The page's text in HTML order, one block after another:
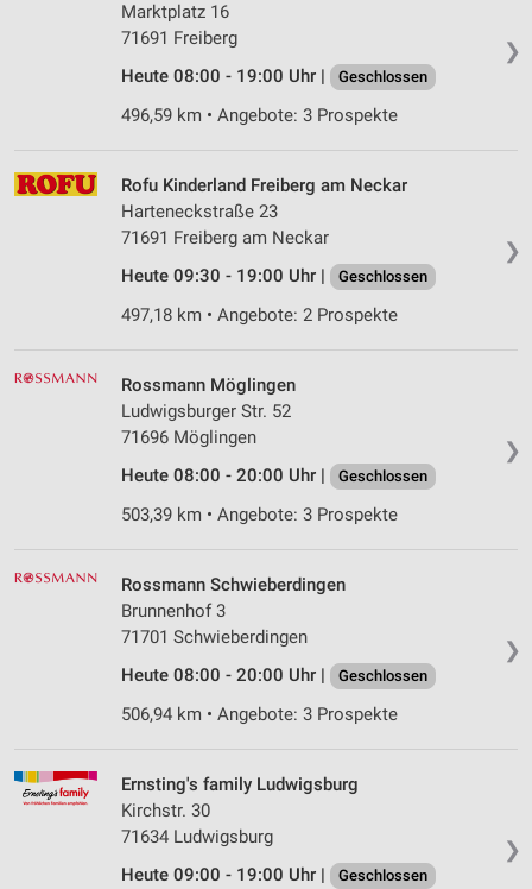
❯
Marktplatz 16
71691 Freiberg
Heute 08:00 - 19:00 Uhr |
Geschlossen
496,59 km • Angebote: 3 Prospekte
❯
Rofu Kinderland Freiberg am Neckar
Harteneckstraße 23
71691 Freiberg am Neckar
Heute 09:30 - 19:00 Uhr |
Geschlossen
497,18 km • Angebote: 2 Prospekte
❯
Rossmann Möglingen
Ludwigsburger Str. 52
71696 Möglingen
Heute 08:00 - 20:00 Uhr |
Geschlossen
503,39 km • Angebote: 3 Prospekte
❯
Rossmann Schwieberdingen
Brunnenhof 3
71701 Schwieberdingen
Heute 08:00 - 20:00 Uhr |
Geschlossen
506,94 km • Angebote: 3 Prospekte
❯
Ernsting's family Ludwigsburg
Kirchstr. 30
71634 Ludwigsburg
Heute 09:00 - 19:00 Uhr |
Geschlossen